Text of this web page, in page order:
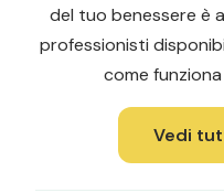
del tuo benessere è
professionisti
come
Vedi